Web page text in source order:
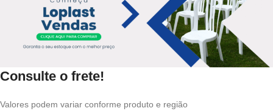
Consulte o frete!
Valores podem variar conforme produto e região